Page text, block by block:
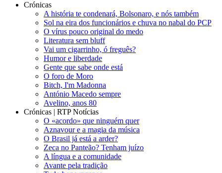
Crónicas
A história te condenará, Bolsonaro, e nós também
Sol na eira dos funcionários e chuva no nabal do PCP
O vírus pouco original do medo
Literatura sem bluff
Vai um cigarrinho, ó freguês?
Humor e liberdade
Gente que sabe onde está
O foro de Moro
Bitch, I'm Madonna
António Macedo sempre
Avelino, anos 80
Crónicas | RTP Notícias
O «acordo» que ninguém quer
Aznavour e a magia da música
O Brasil já está a arder?
Zeca no Panteão? Tenham juízo
A língua e a comunidade
Avante pela tradição